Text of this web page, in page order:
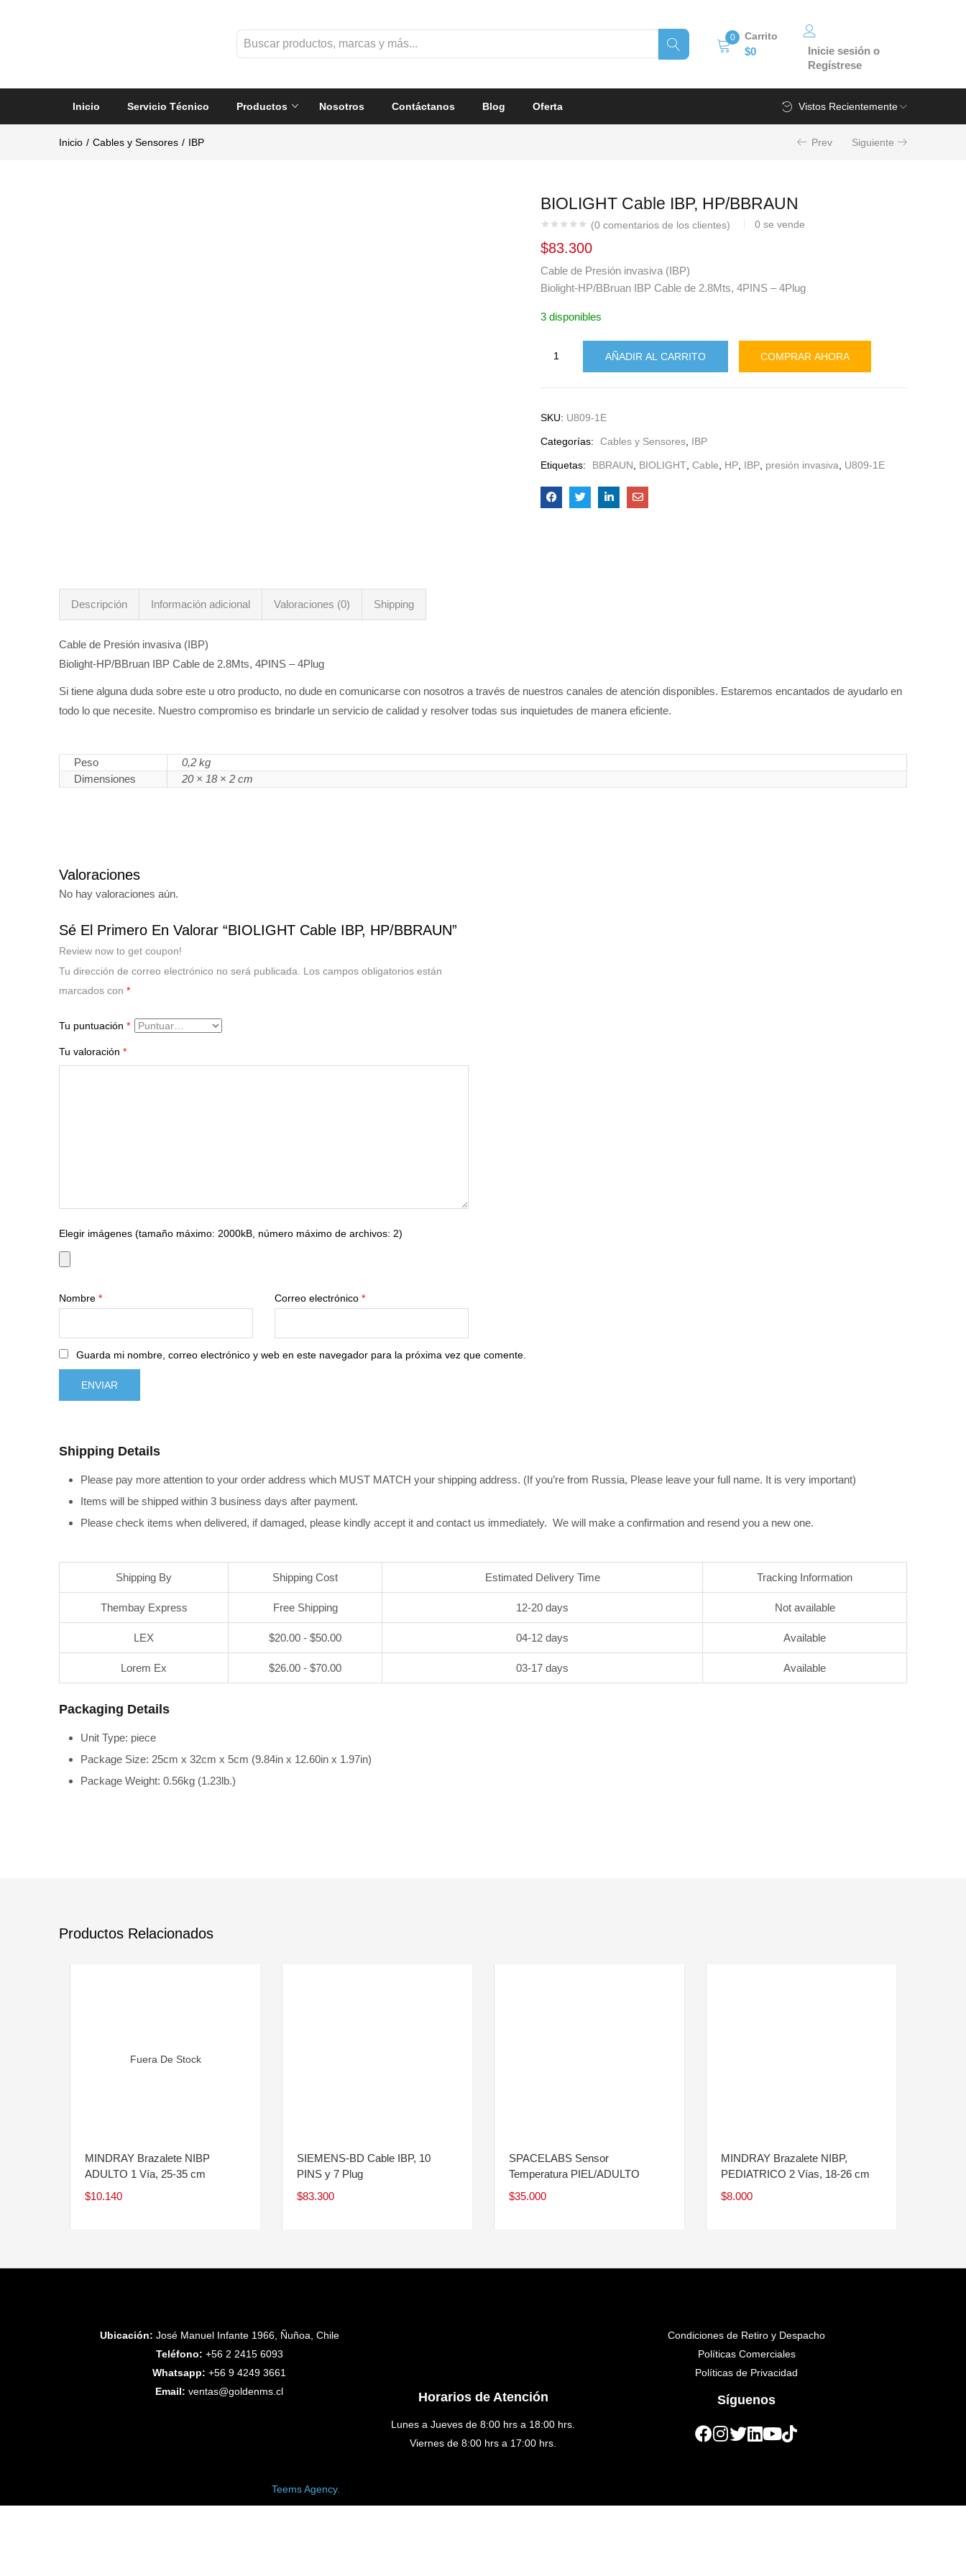
Inicie sesión o
Regístrese
0 Carrito
$0
Inicio Servicio Técnico Productos Nosotros Contáctanos Blog Oferta Vistos Recientemente
Inicio Cables y Sensores IBP Prev Siguiente
BIOLIGHT Cable IBP, HP/BBRAUN
(0 comentarios de los clientes) 0 se vende
$83.300
Cable de Presión invasiva (IBP)
Biolight-HP/BBruan IBP Cable de 2.8Mts, 4PINS – 4Plug
3 disponibles
AÑADIR AL CARRITO COMPRAR AHORA
SKU: U809-1E
Categorías: Cables y Sensores IBP
Etiquetas: BBRAUN BIOLIGHT Cable HP IBP presión invasiva U809-1E
Descripción Información adicional Valoraciones (0) Shipping
Cable de Presión invasiva (IBP)
Biolight-HP/BBruan IBP Cable de 2.8Mts, 4PINS – 4Plug
Si tiene alguna duda sobre este u otro producto, no dude en comunicarse con nosotros a través de nuestros canales de atención disponibles. Estaremos encantados de ayudarlo en
todo lo que necesite. Nuestro compromiso es brindarle un servicio de calidad y resolver todas sus inquietudes de manera eficiente.
Peso
0,2 kg
Dimensiones
20 × 18 × 2 cm
Valoraciones
No hay valoraciones aún.
Sé El Primero En Valorar “BIOLIGHT Cable IBP, HP/BBRAUN”
Review now to get coupon!
Tu dirección de correo electrónico no será publicada.
Los campos obligatorios están
marcados con *
Tu puntuación *
Tu valoración *
Elegir imágenes (tamaño máximo: 2000kB, número máximo de archivos: 2)
Nombre * Correo electrónico *
Guarda mi nombre, correo electrónico y web en este navegador para la próxima vez que comente.
Shipping Details
Please pay more attention to your order address which MUST MATCH your shipping address. (If you’re from Russia, Please leave your full name. It is very important)
Items will be shipped within 3 business days after payment.
Please check items when delivered, if damaged, please kindly accept it and contact us immediately. We will make a confirmation and resend you a new one.
Shipping By Shipping Cost Estimated Delivery Time Tracking Information
Thembay Express Free Shipping 12-20 days Not available
LEX $20.00 - $50.00 04-12 days Available
Lorem Ex $26.00 - $70.00 03-17 days Available
Packaging Details
Unit Type: piece
Package Size: 25cm x 32cm x 5cm (9.84in x 12.60in x 1.97in)
Package Weight: 0.56kg (1.23lb.)
Productos Relacionados
Fuera De Stock
MINDRAY Brazalete NIBP
ADULTO 1 Vía, 25-35 cm
$10.140
SIEMENS-BD Cable IBP, 10
PINS y 7 Plug
$83.300
SPACELABS Sensor
Temperatura PIEL/ADULTO
$35.000
MINDRAY Brazalete NIBP,
PEDIATRICO 2 Vías, 18-26 cm
$8.000
Ubicación: José Manuel Infante 1966, Ñuñoa, Chile
Teléfono: +56 2 2415 6093
Whatsapp: +56 9 4249 3661
Email: ventas@goldenms.cl Horarios de Atención
Lunes a Jueves de 8:00 hrs a 18:00 hrs.
Viernes de 8:00 hrs a 17:00 hrs.
Condiciones de Retiro y Despacho
Políticas Comerciales
Políticas de Privacidad
Síguenos
Teems Agency.